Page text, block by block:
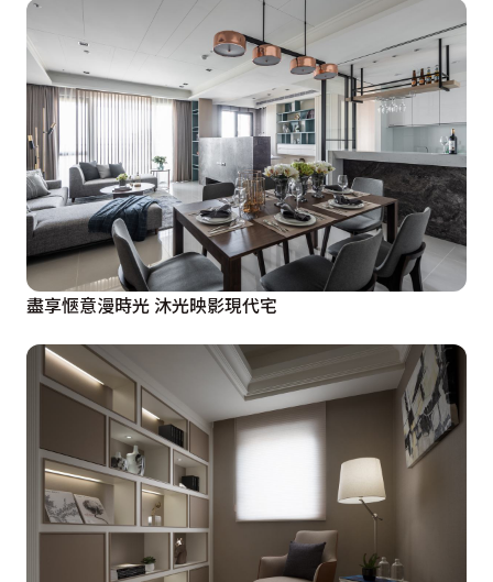
盡享愜意漫時光 沐光映影現代宅